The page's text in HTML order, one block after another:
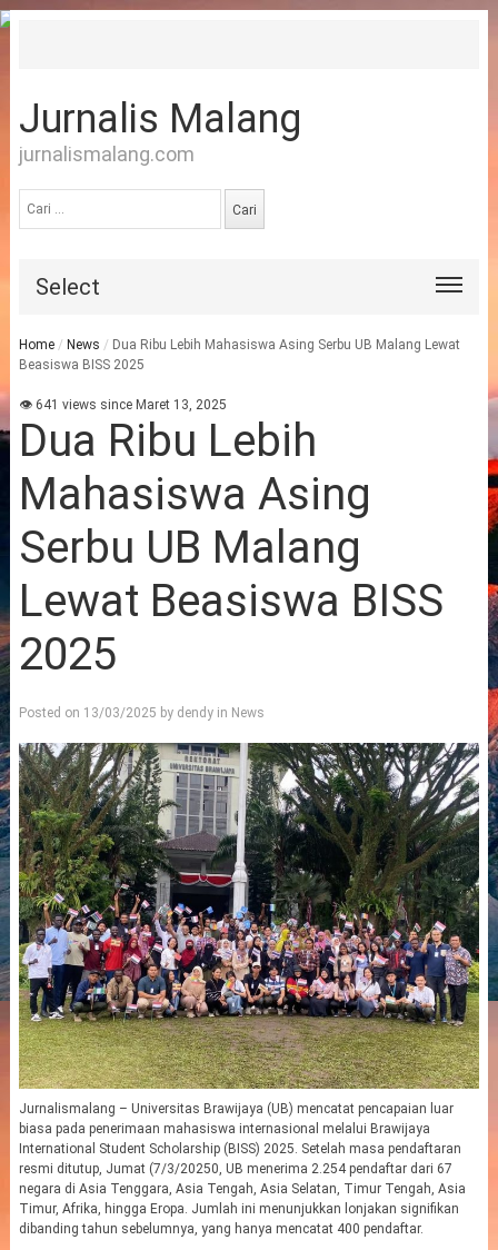
Jurnalis Malang
jurnalismalang.com
untuk:
Select
Home / News / Dua Ribu Lebih Mahasiswa Asing Serbu UB Malang Lewat
Beasiswa BISS 2025
👁 641 views since Maret 13, 2025
Dua Ribu Lebih
Mahasiswa Asing
Serbu UB Malang
Lewat Beasiswa BISS
2025
Posted on 13/03/2025 by dendyin News
Jurnalismalang – Universitas Brawijaya (UB) mencatat pencapaian luar
biasa pada penerimaan mahasiswa internasional melalui Brawijaya
International Student Scholarship (BISS) 2025. Setelah masa pendaftaran
resmi ditutup, Jumat (7/3/20250, UB menerima 2.254 pendaftar dari 67
negara di Asia Tenggara, Asia Tengah, Asia Selatan, Timur Tengah, Asia
Timur, Afrika, hingga Eropa. Jumlah ini menunjukkan lonjakan signifikan
dibanding tahun sebelumnya, yang hanya mencatat 400 pendaftar.